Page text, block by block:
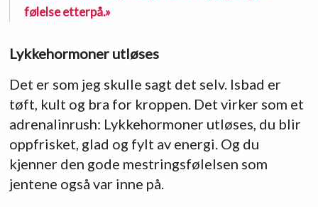
følelse etterpå.»
Lykkehormoner utløses
Det er som jeg skulle sagt det selv. Isbad er
tøft, kult og bra for kroppen. Det virker som et
adrenalinrush: Lykkehormoner utløses, du blir
oppfrisket, glad og fylt av energi. Og du
kjenner den gode mestringsfølelsen som
jentene også var inne på.